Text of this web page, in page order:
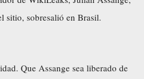
sitio, sobresalió en Brasil.
Que Assange sea liberado de